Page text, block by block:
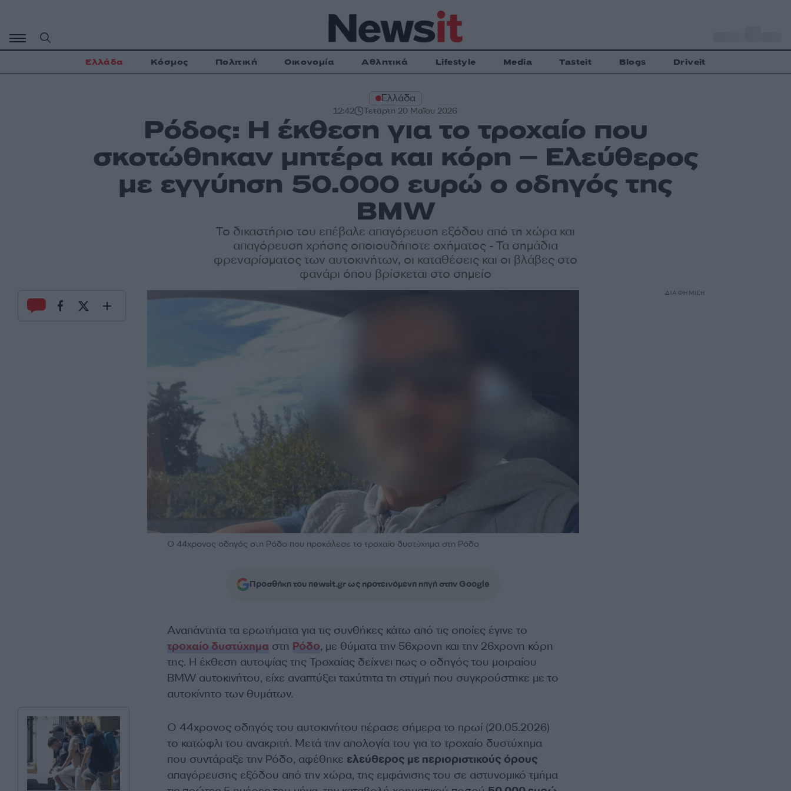
περιεχόμενο
Ελλάδα Κόσμος Πολιτική Οικονομία Αθλητικά Lifestyle Media Tasteit Blogs Driveit
Ελλάδα
12:42 Τετάρτη 20 Μαΐου 2026
Ρόδος: H έκθεση για το τροχαίο που
σκοτώθηκαν μητέρα και κόρη – Ελεύθερος
με εγγύηση 50.000 ευρώ ο οδηγός της
BMW
Το δικαστήριο του επέβαλε απαγόρευση εξόδου από τη χώρα και
απαγόρευση χρήσης οποιουδήποτε οχήματος - Τα σημάδια
φρεναρίσματος των αυτοκινήτων, οι καταθέσεις και οι βλάβες στο
φανάρι όπου βρίσκεται στο σημείο
Ο 44χρονος οδηγός στη Ρόδο που προκάλεσε το τροχαίο δυστύχημα στη Ρόδο
Προσθήκη του newsit.gr ως προτεινόμενη πηγή στην Google
Αναπάντητα τα ερωτήματα για τις συνθήκες κάτω από τις οποίες έγινε το
τροχαίο δυστύχημαστη Ρόδο, με θύματα την 56χρονη και την 26χρονη κόρη
της. Η έκθεση αυτοψίας της Τροχαίας δείχνει πως ο οδηγός του μοιραίου
BMW αυτοκινήτου, είχε αναπτύξει ταχύτητα τη στιγμή που συγκρούστηκε με το
αυτοκίνητο των θυμάτων.
Ο 44χρονος οδηγός του αυτοκινήτου πέρασε σήμερα το πρωί (20.05.2026)
το κατώφλι του ανακριτή. Μετά την απολογία του για το τροχαίο δυστύχημα
που συντάραξε την Ρόδο, αφέθηκε ελεύθερος με περιοριστικούς όρους
απαγόρευσης εξόδου από την χώρα, της εμφάνισης του σε αστυνομικό τμήμα
ΔΙΑΦΗΜΙΣΗ